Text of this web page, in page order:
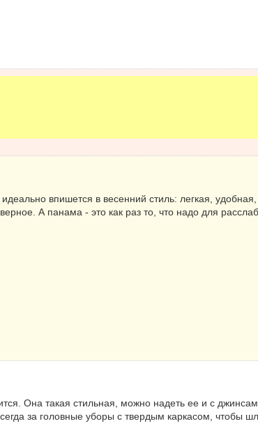
впишется в весенний стиль: легкая,
А панама - это как раз то, что надо для
Она такая стильная, можно надеть ее и с
за головные уборы с твердым каркасом, чтобы